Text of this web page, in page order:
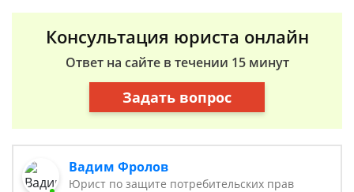
Консультация юриста онлайн
Ответ на сайте в течении 15 минут
Задать вопрос
Вадим Фролов
Юрист по защите потребительских прав